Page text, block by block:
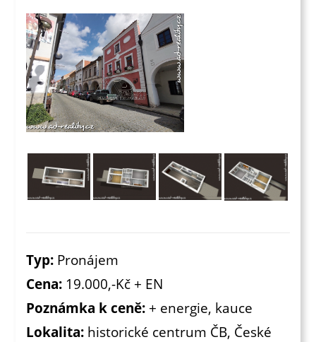
Typ: Pronájem
Cena: 19.000,-Kč + EN
Poznámka k ceně: + energie, kauce
Lokalita: historické centrum ČB, České